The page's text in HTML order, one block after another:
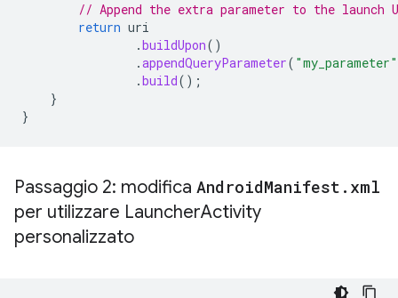
// Append the extra parameter to the launch
return uri
.buildUpon()
.appendQueryParameter( "my_parameter"
.build();
}
}
Passaggio 2: modifica AndroidManifest . xml
per utilizzare LauncherActivity
personalizzato